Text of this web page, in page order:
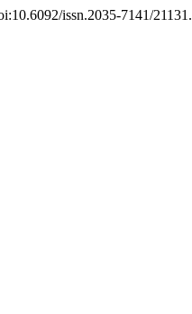
issn.2035-7141/21131.